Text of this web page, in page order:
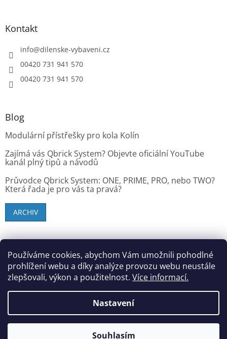
Používáme cookies, abychom Vám umožnili pohodlné
prohlížení webu a díky analýze provozu webu neustále
zlepšovali, výkon a použitelnost. Více informací.
Nastavení
Souhlasím
Kontakt
info@dilenske-vybaveni.cz
00420 731 941 570
00420 731 941 570
Blog
Modulární přístřešky pro kola Kolín
Zajímá vás Qbrick System? Objevte oficiální YouTube
kanál plný tipů a návodů
Průvodce Qbrick System: ONE, PRIME, PRO, nebo TWO?
Která řada je pro vás ta pravá?
ARCHIV
práva vyhrazena.